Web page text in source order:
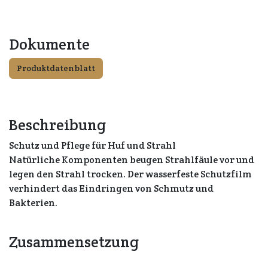
Dokumente
Produktdatenblatt
Beschreibung
Schutz und Pflege für Huf und Strahl
Natürliche Komponenten beugen Strahlfäule vor und
legen den Strahl trocken. Der wasserfeste Schutzfilm
verhindert das Eindringen von Schmutz und
Bakterien.
Zusammensetzung